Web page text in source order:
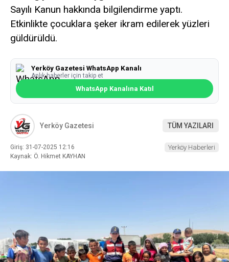
Sayılı Kanun hakkında bilgilendirme yaptı.
Etkinlikte çocuklara şeker ikram edilerek yüzleri
güldürüldü.
Yerköy Gazetesi WhatsApp Kanalı
Anlık haberler için takip et
WhatsApp Kanalına Katıl
Yerköy Gazetesi TÜM YAZILARI
Giriş: 31-07-2025 12:16
Kaynak: Ö. Hikmet KAYHAN
Yerköy Haberleri